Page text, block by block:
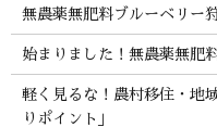
無農薬無肥料ブルーベリー
始まりました！無農薬無肥
軽く見るな！農村移住・地
りポイント」